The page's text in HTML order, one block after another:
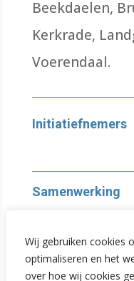
Wij gebruiken cookies
optimaliseren en het
over hoe wij cookies
Beekdaelen,
Kerkrade,
Voerendaal.
Initiatiefnemers
Samenwerking
Partners